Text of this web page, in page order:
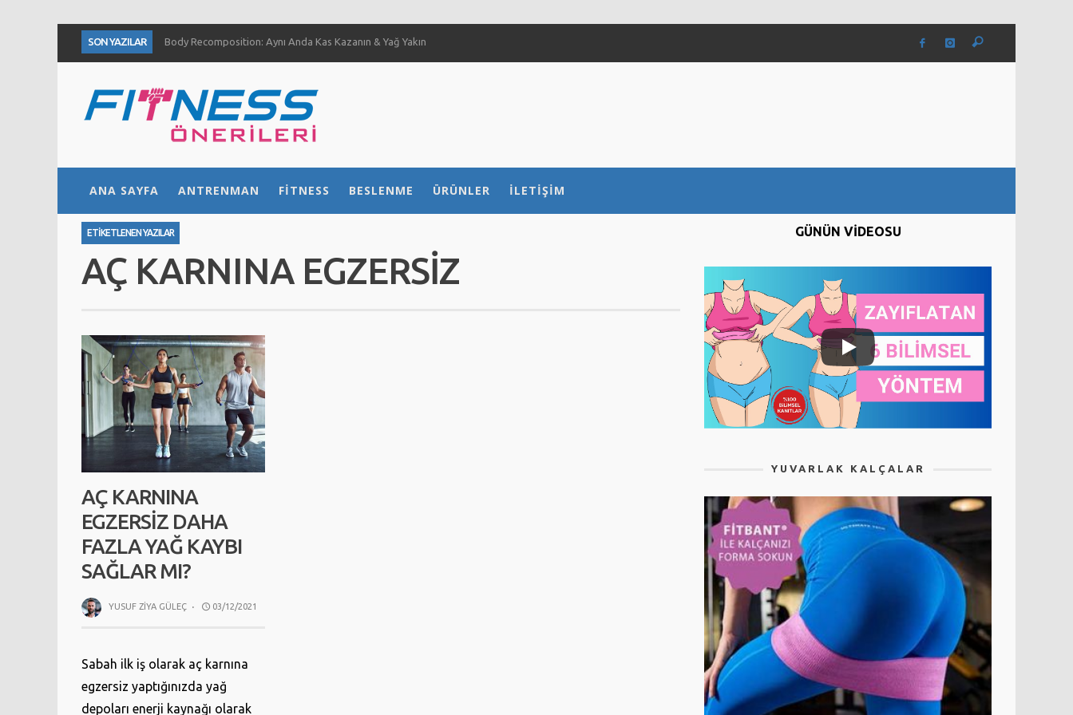
SON YAZILAR Body Recomposition: Aynı Anda Kas Kazanın & Yağ Yakın
Aç Karnına Egzersiz Daha Fazla Yağ Kaybı Sağlar Mı?
Temiz Büyüme (Clean Bulk) Nedir? Nasıl Yapılır?
Definasyon dönemi kas ve kuvvet gelişimini nasıl etkiliyor?
1 Ayda Ne Kadar Kas Kazanabilirsiniz?
ANA SAYFA ANTRENMAN FITNESS BESLENME ÜRÜNLER İLETIŞIM
ETIKETLENEN YAZILAR
AÇ KARNINA EGZERSIZ
AÇ KARNINA
EGZERSIZ DAHA
FAZLA YAĞ KAYBI
SAĞLAR MI?
YUSUF ZIYA GÜLEÇ · 03/12/2021
Sabah ilk iş olarak aç karnına
egzersiz yaptığınızda yağ
depoları enerji kaynağı olarak
GÜNÜN VİDEOSU
YUVARLAK KALÇALAR